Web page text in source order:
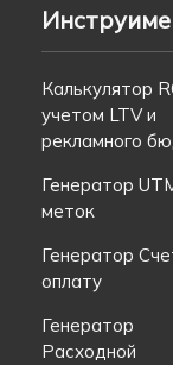
Калькулятор
учетом LTV и
рекламного
Генератор
меток
Генератор
оплату
Генератор
Расходной